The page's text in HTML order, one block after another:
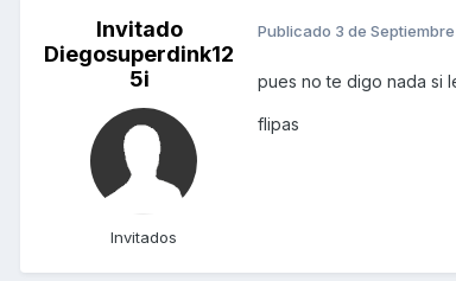
Invitado
Diegosuperdink12
5i
Invitados
Publicado 3 de Septiembre
pues no te digo nada si
flipas